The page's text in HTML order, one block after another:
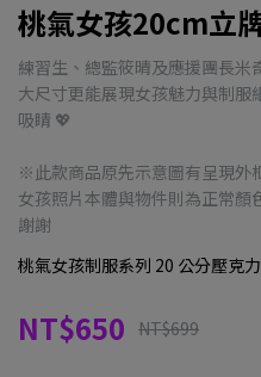
桃氣女孩20cm立
練習生、總監筱晴及應援團長米
大尺寸更能展現女孩魅力與制服
吸睛 💖
※此款商品原先示意圖有呈現外
女孩照片本體與物件則為正常顏
謝謝
桃氣女孩制服系列 20 公分壓克
NT$650 NT$699